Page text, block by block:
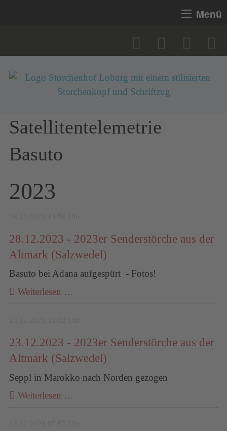
Menü
Satellitentelemetrie
Basuto
2023
28.12.2023 - 2023er Senderstörche aus der
Altmark (Salzwedel)
Basuto bei Adana aufgespürt - Fotos!
Weiterlesen …
23.12.2023 - 2023er Senderstörche aus der
Altmark (Salzwedel)
Seppl in Marokko nach Norden gezogen
Weiterlesen …